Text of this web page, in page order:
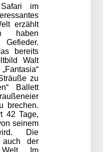
im
erzählt
haben
bereits
Walt
zu
Ballett
brechen.
42 Tage,
seinem
Die
auch der
Im